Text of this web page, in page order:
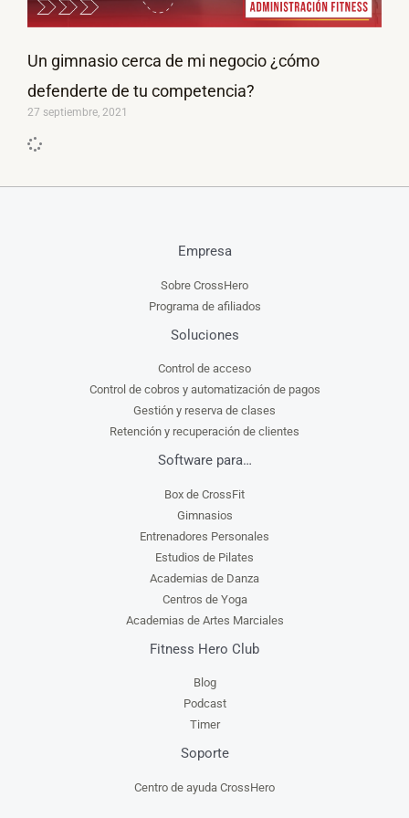
Un gimnasio cerca de mi negocio ¿cómo
defenderte de tu competencia?
27 septiembre, 2021
Empresa
Sobre CrossHero
Programa de afiliados
Soluciones
Control de acceso
Control de cobros y automatización de pagos
Gestión y reserva de clases
Retención y recuperación de clientes
Software para…
Box de CrossFit
Gimnasios
Entrenadores Personales
Estudios de Pilates
Academias de Danza
Centros de Yoga
Academias de Artes Marciales
Fitness Hero Club
Blog
Podcast
Timer
Soporte
Centro de ayuda CrossHero